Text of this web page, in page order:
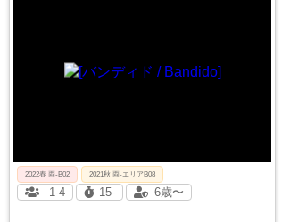
2022春 両-B02 2021秋 両-エリアB08
1-4 15- 6歳〜